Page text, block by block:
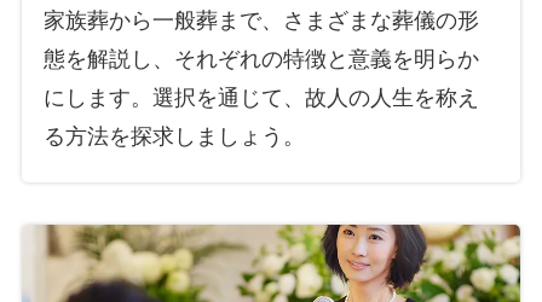
家族葬から一般葬まで、さまざまな葬儀の形
態を解説し、それぞれの特徴と意義を明らか
にします。選択を通じて、故人の人生を称え
る方法を探求しましょう。